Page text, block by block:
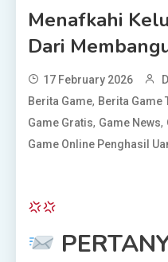
Menafkahi
Dari
17 February 2026
Berita Game, Berita Game
Game Gratis, Game News,
Game Online Penghasil